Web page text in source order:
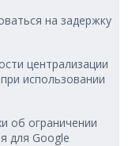
на задержку
централизации
использовании
об ограничении
для Google